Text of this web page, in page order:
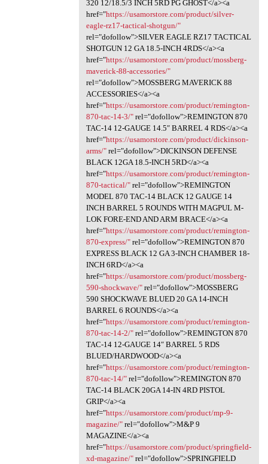
320 12/18.5/3 INCH 5RD PG GHOST</a><a
href="https://usamorstore.com/product/silver-
eagle-rz17-tactical-shotgun/"
rel="dofollow">SILVER EAGLE RZ17 TACTICAL
SHOTGUN 12 GA 18.5-INCH 4RDS</a><a
href="https://usamorstore.com/product/mossberg-
maverick-88-accessories/"
rel="dofollow">MOSSBERG MAVERICK 88
ACCESSORIES</a><a
href="https://usamorstore.com/product/remington-
870-tac-14-3/"rel="dofollow">REMINGTON 870
TAC-14 12-GAUGE 14.5″ BARREL 4 RDS</a><a
href="https://usamorstore.com/product/dickinson-
arms/"rel="dofollow">DICKINSON DEFENSE
BLACK 12GA 18.5-INCH 5RD</a><a
href="https://usamorstore.com/product/remington-
870-tactical/"rel="dofollow">REMINGTON
MODEL 870 TAC-14 BLACK 12 GAUGE 14
INCH BARREL 5 ROUNDS WITH MAGPUL M-
LOK FORE-END AND ARM BRACE</a><a
href="https://usamorstore.com/product/remington-
870-express/"rel="dofollow">REMINGTON 870
EXPRESS BLACK 12 GA 3-INCH CHAMBER 18-
INCH 6RD</a><a
href="https://usamorstore.com/product/mossberg-
590-shockwave/"rel="dofollow">MOSSBERG
590 SHOCKWAVE BLUED 20 GA 14-INCH
BARREL 6 ROUNDS</a><a
href="https://usamorstore.com/product/remington-
870-tac-14-2/"rel="dofollow">REMINGTON 870
TAC-14 12-GAUGE 14″ BARREL 5 RDS
BLUED/HARDWOOD</a><a
href="https://usamorstore.com/product/remington-
870-tac-14/"rel="dofollow">REMINGTON 870
TAC-14 BLACK 20GA 14-IN 4RD PISTOL
GRIP</a><a
href="https://usamorstore.com/product/mp-9-
magazine/"rel="dofollow">M&P 9
MAGAZINE</a><a
href="https://usamorstore.com/product/springfield-
xd-magazine/"rel="dofollow">SPRINGFIELD